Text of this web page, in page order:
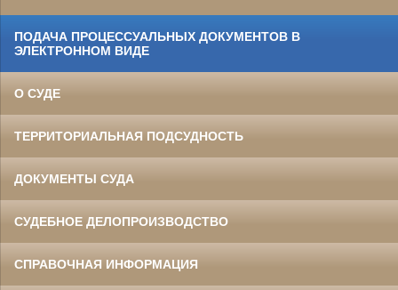
ПОДАЧА ПРОЦЕССУАЛЬНЫХ ДОКУМЕНТОВ В
ЭЛЕКТРОННОМ ВИДЕ
О СУДЕ
ТЕРРИТОРИАЛЬНАЯ ПОДСУДНОСТЬ
ДОКУМЕНТЫ СУДА
СУДЕБНОЕ ДЕЛОПРОИЗВОДСТВО
СПРАВОЧНАЯ ИНФОРМАЦИЯ